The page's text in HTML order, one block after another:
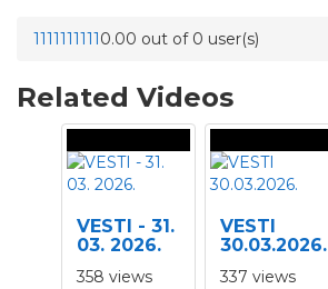
11111111110.00 out of 0 user(s)
Related Videos
VESTI - 31.
03. 2026.
358 views
VESTI
30.03.2026.
337 views